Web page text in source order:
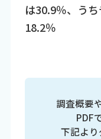
は30.9％、う
18.2％
調査概要
PDF
下記より